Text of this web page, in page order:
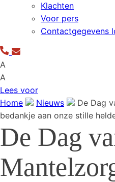
Klachten
Voor pers
Contactgegevens
A
A
Lees voor
Home
Nieuws
De Dag
bedankje aan onze stille
De Dag